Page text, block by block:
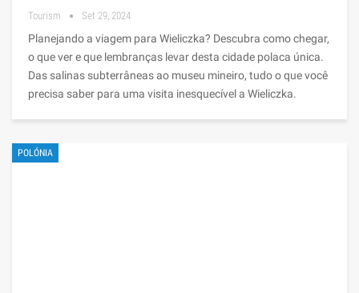
Tourism Set 29, 2024
Planejando a viagem para Wieliczka? Descubra como chegar,
o que ver e que lembranças levar desta cidade polaca única.
Das salinas subterrâneas ao museu mineiro, tudo o que você
precisa saber para uma visita inesquecível a Wieliczka.
POLÓNIA